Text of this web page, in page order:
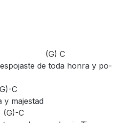
C
de toda honra y po-
C
y majestad
C